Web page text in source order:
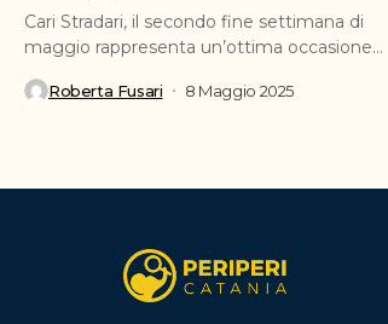
Cari Stradari, il secondo fine settimana di
maggio rappresenta un’ottima occasione
Roberta Fusari 8 Maggio 2025